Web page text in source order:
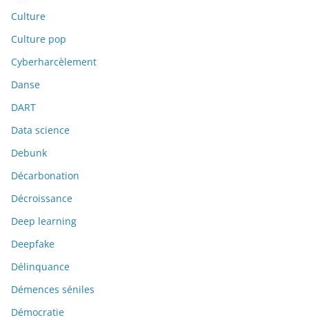
Culture
Culture pop
Cyberharcèlement
Danse
DART
Data science
Debunk
Décarbonation
Décroissance
Deep learning
Deepfake
Délinquance
Démences séniles
Démocratie